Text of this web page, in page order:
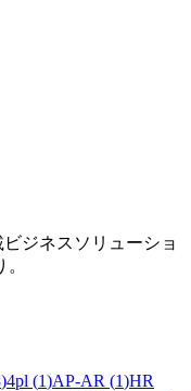
ジネスソリューショ
)4pl (1)AP-AR (1)HR